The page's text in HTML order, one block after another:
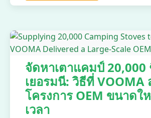
จัดหาเตาแคมป์
เยอรมนี: วิธีที่ VOOMA
โครงการ OEM ขนาดใ
เวลา